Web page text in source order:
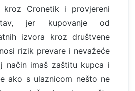
kroz Cronetik i provjereni
jer kupovanje od
izvora kroz društvene
rizik prevare i nevažeće
način imaš zaštitu kupca i
ako s ulaznicom nešto ne